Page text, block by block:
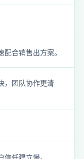
合销售出方案。
，团队协作更清
任建立慢。